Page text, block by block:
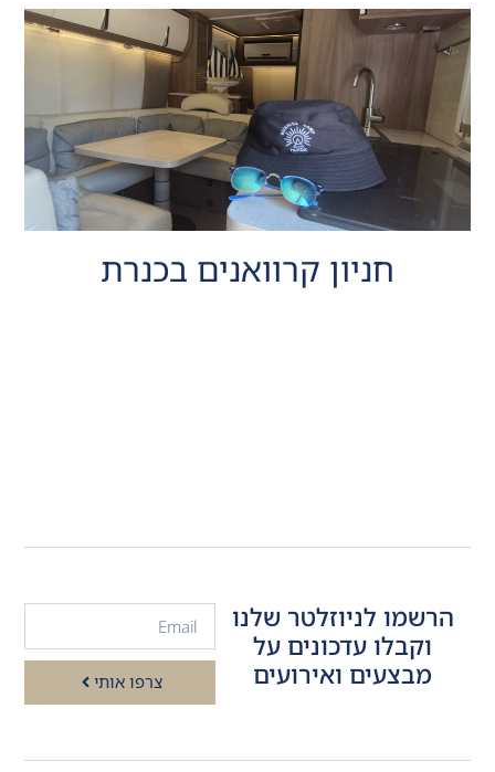
חניון קרוואנים בכנרת
הרשמו לניוזלטר שלנו
וקבלו עדכונים על
מבצעים ואירועים
צרפו אותי